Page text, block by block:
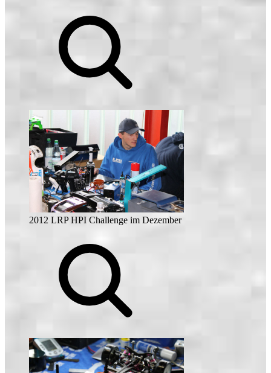
2012 LRP HPI Challenge im Dezember